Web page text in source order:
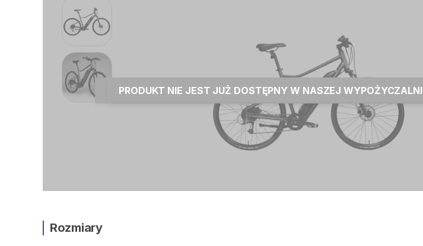
PRODUKT NIE JEST JUŻ DOSTĘPNY W NASZEJ WYPOŻYCZALNI
Rozmiary